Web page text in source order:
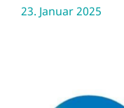
23. Januar 2025